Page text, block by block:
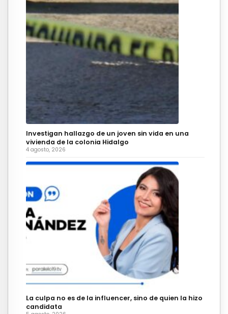
Investigan hallazgo de un joven sin vida en una
vivienda de la colonia Hidalgo
4 agosto, 2026
La culpa no es de la influencer, sino de quien la hizo
candidata